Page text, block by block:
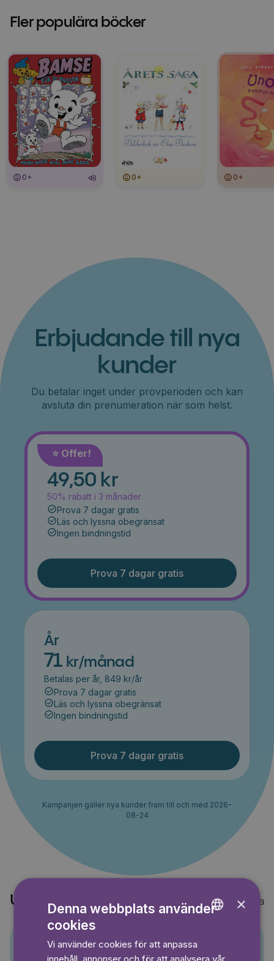
Fler populära böcker
0+ 0+ 0+
Erbjudande till nya
kunder
Du betalar inget under provperioden och kan
avsluta din prenumeration när som helst.
⭐️ Offer!
Månad
49,50 kr
50% rabatt i 3 månader
Prova 7 dagar gratis
Läs och lyssna obegränsat
Ingen bindningstid
Prova 7 dagar gratis
År
71 kr/månad
Betalas per år, 849 kr/år
Prova 7 dagar gratis
Läs och lyssna obegränsat
Ingen bindningstid
Prova 7 dagar gratis
Kampanjen gäller nya kunder fram till och med 2026-
08-24
Upptäck också Visa alla
×
Denna webbplats använder
cookies
Vi använder cookies för att anpassa
innehåll, annonser och för att analysera vår